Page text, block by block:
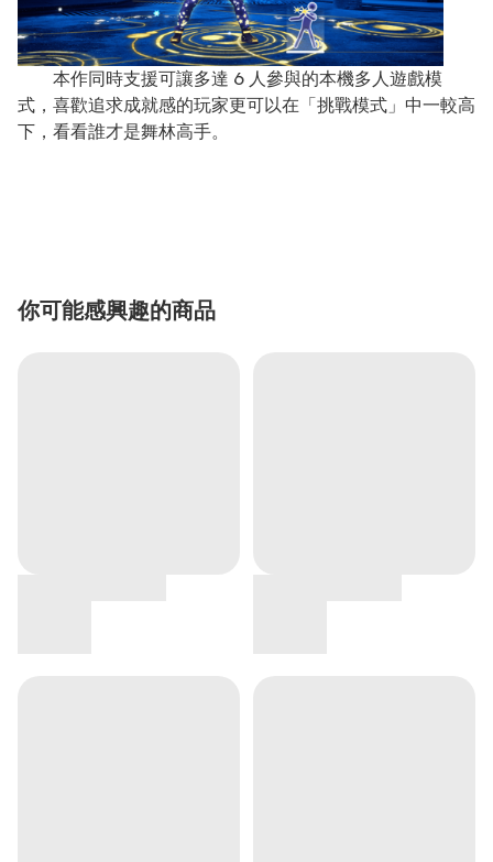
本作同時支援可讓多達 6 人參與的本機多人遊戲模
式，喜歡追求成就感的玩家更可以在「挑戰模式」中一較高
下，看看誰才是舞林高手。
你可能感興趣的商品